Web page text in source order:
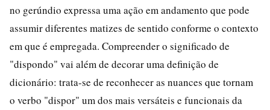
no gerúndio expressa uma ação em andamento que pode
assumir diferentes matizes de sentido conforme o contexto
em que é empregada. Compreender o significado de
"dispondo" vai além de decorar uma definição de
dicionário: trata-se de reconhecer as nuances que tornam
o verbo "dispor" um dos mais versáteis e funcionais da